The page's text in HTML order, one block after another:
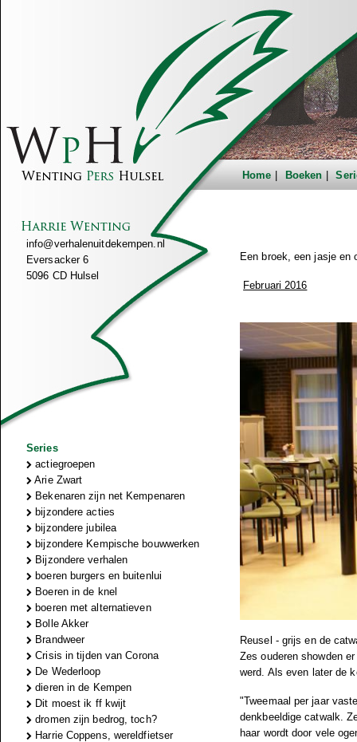
Home Boeken
info@verhalenuitdekempen.nl
Eversacker 6
5096 CD Hulsel
Series
actiegroepen
Arie Zwart
Bekenaren zijn net Kempenaren
bijzondere acties
bijzondere jubilea
bijzondere Kempische bouwwerken
Bijzondere verhalen
boeren burgers en buitenlui
Boeren in de knel
boeren met alternatieven
Bolle Akker
Brandweer
Crisis in tijden van Corona
De Wederloop
dieren in de Kempen
Dit moest ik ff kwijt
dromen zijn bedrog, toch?
Harrie Coppens, wereldfietser
Een broek, een jasje en
Februari 2016
Reusel - grijs en de
Zes ouderen showden
werd. Als even later de
"Tweemaal per jaar
denkbeeldige catwalk.
haar wordt door vele